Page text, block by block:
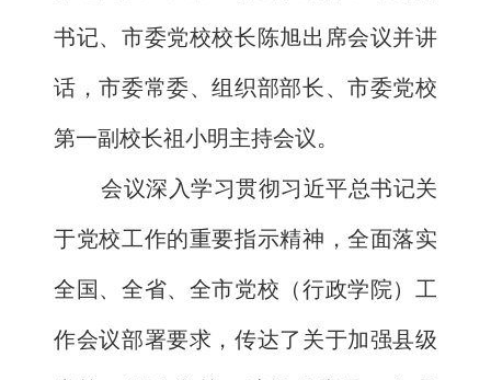
书记、市委党校校长陈旭出席会议并讲
话，市委常委、组织部部长、市委党校
第一副校长祖小明主持会议。
会议深入学习贯彻习近平总书记关
于党校工作的重要指示精神，全面落实
全国、全省、全市党校（行政学院）工
作会议部署要求，传达了关于加强县级